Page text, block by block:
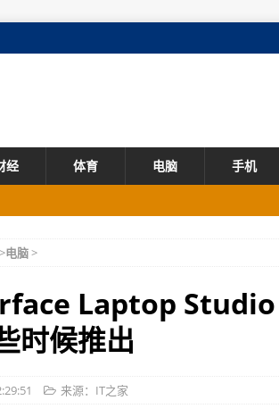
经 体育 电脑 手机
电脑>
Laptop Studio
时候推出
来源：IT之家